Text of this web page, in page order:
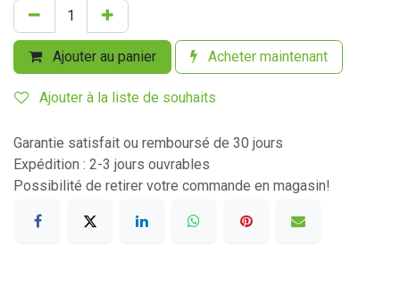
Ajouter au panier Acheter maintenant
Ajouter à la liste de souhaits
Garantie satisfait ou remboursé de 30 jours
Expédition : 2-3 jours ouvrables
Possibilité de retirer votre commande en magasin!